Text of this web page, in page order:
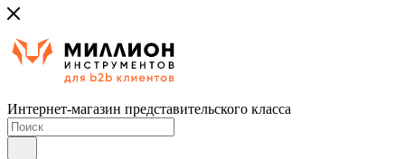
Интернет-магазин представительского класса